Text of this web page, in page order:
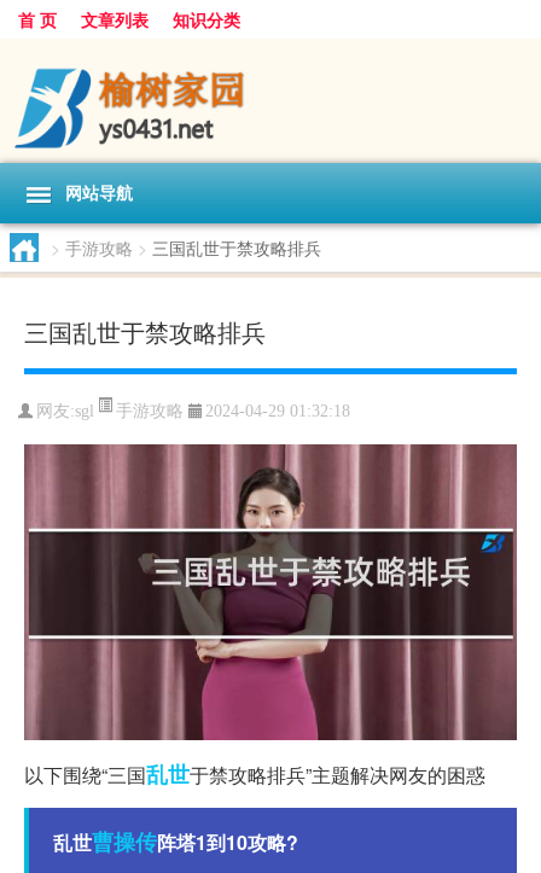
首 页 文章列表 知识分类
网站导航
> 手游攻略 > 三国乱世于禁攻略排兵
三国乱世于禁攻略排兵
网友:sgl 手游攻略 2024-04-29 01:32:18
以下围绕“三国乱世于禁攻略排兵”主题解决网友的困惑
乱世曹操传阵塔1到10攻略?